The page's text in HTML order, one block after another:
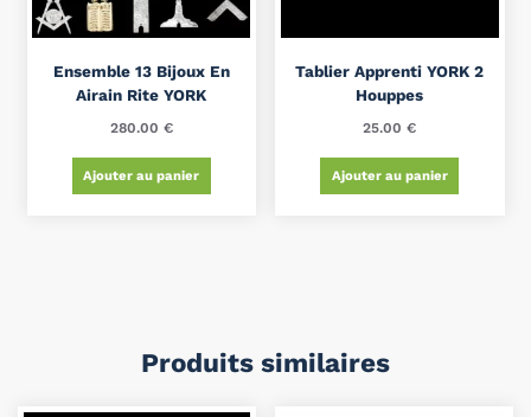
Ensemble 13 Bijoux En
Airain Rite YORK
280.00 €
Ajouter au panier
Tablier Apprenti YORK 2
Houppes
25.00€
Ajouter au panier
Produits similaires